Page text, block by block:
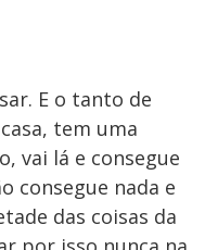
E o tanto de
tem uma
vai lá e consegue
consegue nada e
das coisas da